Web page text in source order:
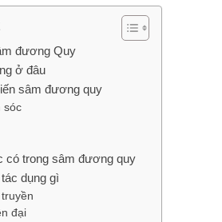
đương Quy
ở đâu
sâm đương quy
sóc
có trong sâm đương quy
dụng gì
đại